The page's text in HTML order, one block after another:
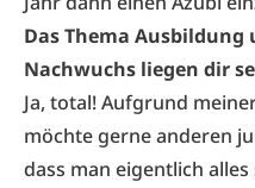
Das Thema Ausbildung
Nachwuchs liegen dir
Ja, total! Aufgrund
möchte gerne anderen
dass man eigentlich